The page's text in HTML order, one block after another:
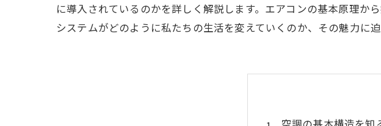
に導入されているのかを詳しく解説します。エアコンの基本原理か
システムがどのように私たちの生活を変えていくのか、その魅力に迫